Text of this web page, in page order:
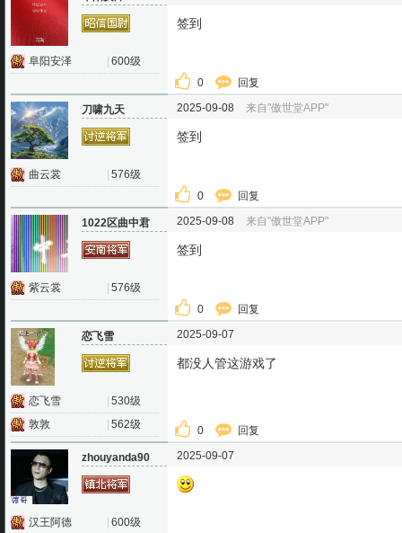
阜阳安泽 600级
签到
0 回复
刀啸九天
曲云裳 576级
2025-09-08 来自"傲世堂APP"
签到
0 回复
1022区曲中君
紫云裳 576级
2025-09-08 来自"傲世堂APP"
签到
0 回复
恋飞雪
恋飞雪
530级
敦敦
562级
2025-09-07
都没人管这游戏了
0 回复
zhouyanda90
汉王阿德 600级
2025-09-07